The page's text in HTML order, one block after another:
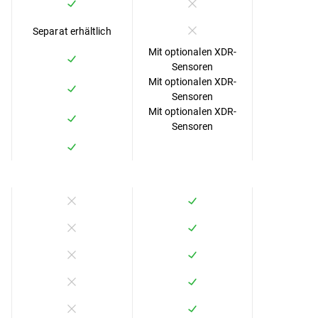
Separat erhältlich
Mit optionalen XDR-
Sensoren
Mit optionalen XDR-
Sensoren
Mit optionalen XDR-
Sensoren